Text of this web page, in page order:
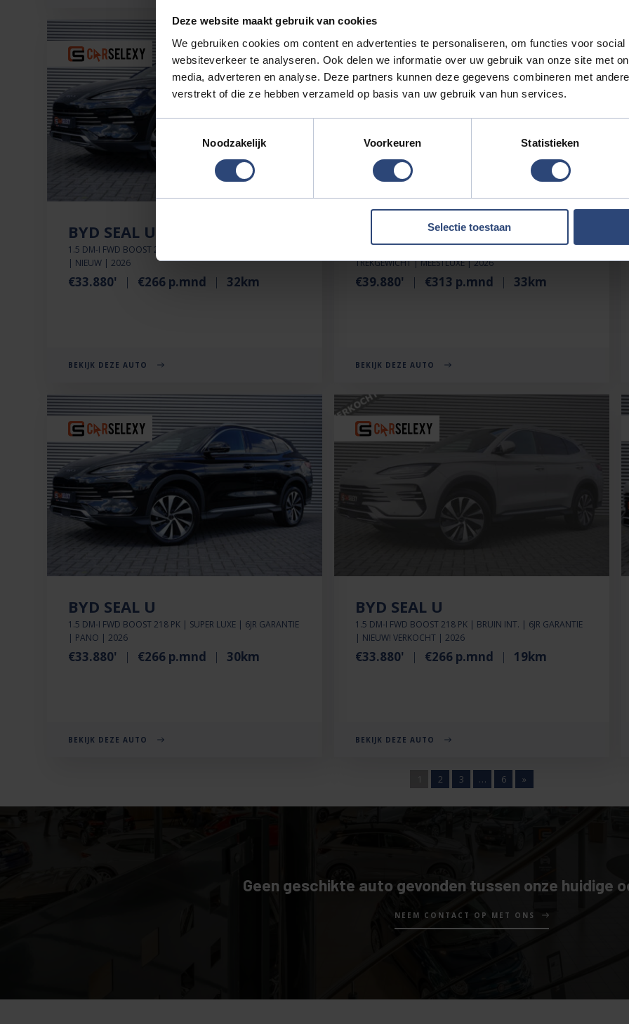
Deze website maakt gebruik van cookies
We gebruiken cookies om content en advertenties te personaliseren, om functies voor social
websiteverkeer te analyseren. Ook delen we informatie over uw gebruik van onze site met
media, adverteren en analyse. Deze partners kunnen deze gegevens combineren met
verstrekt of die ze hebben verzameld op basis van uw gebruik van hun services.
Toestemmingsselectie
Noodzakelijk
Voorkeuren Statistieken
Selectie toestaan
BYD SEAL U
1.5 DM-I FWD BOOST 218 PK | SUPER LUXE | 6JR GARANTIE
| NIEUW | 2026
€33.880' €266 p.mnd 32km
BEKIJK DEZE AUTO
BYD SEAL U
TREKGEWICHT | MEESTLUXE | 2026
€39.880' €313 p.mnd 33km
BEKIJK DEZE AUTO
BYD SEAL U
1.5 DM-I FWD BOOST 218 PK | SUPER LUXE | 6JR GARANTIE
| PANO | 2026
€33.880' €266 p.mnd 30km
BEKIJK DEZE AUTO
BYD SEAL U
1.5 DM-I FWD BOOST 218 PK | BRUIN INT. | 6JR GARANTIE
| NIEUW! VERKOCHT | 2026
€33.880' €266 p.mnd 19km
BEKIJK DEZE AUTO
2 3 … 6 »
Geen geschikte auto gevonden tussen onze huidige
NEEM CONTACT OP MET ONS